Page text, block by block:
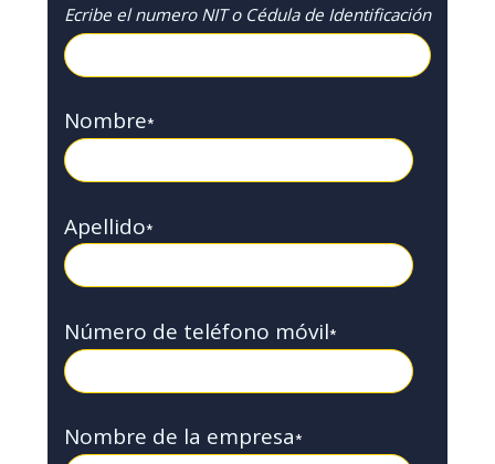
Ecribe el numero NIT o Cédula de Identificación
Nombre*
Apellido*
Número de teléfono móvil*
Nombre de la empresa*